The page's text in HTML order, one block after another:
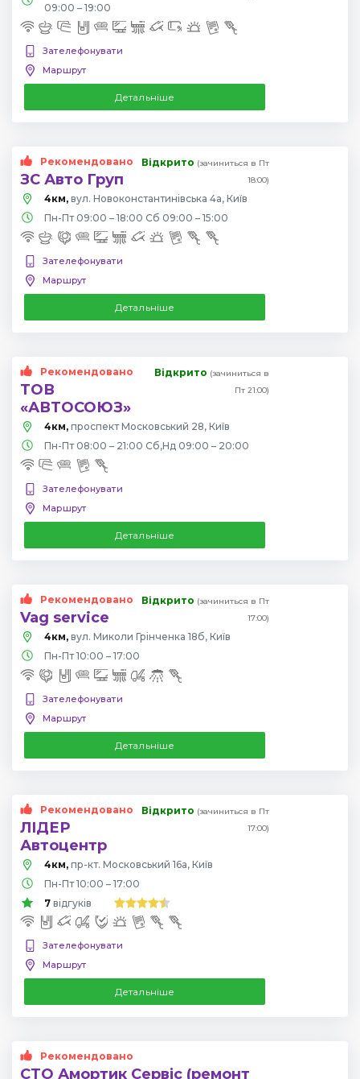
09:00 – 19:00
Зателефонувати
Маршрут
Детальніше
Рекомендовано
ЗС Авто Груп
Відкрито (зачиниться в Пт
18:00)
4км, вул. Новоконстантинівська 4а, Київ
Пн-Пт 09:00 – 18:00 Сб 09:00 – 15:00
Зателефонувати
Маршрут
Детальніше
Рекомендовано
ТОВ
«АВТОСОЮЗ»
Відкрито (зачиниться в
Пт 21:00)
4км, проспект Московський 28, Київ
Пн-Пт 08:00 – 21:00 Сб,Нд 09:00 – 20:00
Зателефонувати
Маршрут
Детальніше
Рекомендовано
Vag service
Відкрито (зачиниться в Пт
17:00)
4км, вул. Миколи Грінченка 18б, Київ
Пн-Пт 10:00 – 17:00
Зателефонувати
Маршрут
Детальніше
Рекомендовано
ЛІДЕР
Автоцентр
Відкрито (зачиниться в Пт
17:00)
4км, пр-кт. Московський 16а, Київ
Пн-Пт 10:00 – 17:00
7 відгуків
Зателефонувати
Маршрут
Детальніше
Рекомендовано
СТО Амортик Сервіс (ремонт